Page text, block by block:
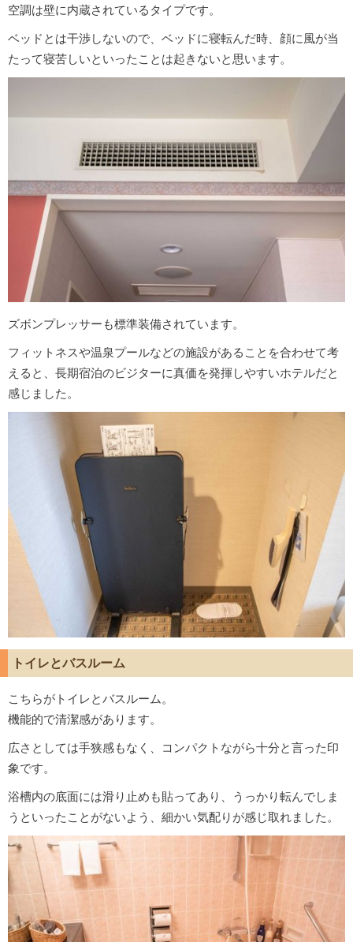
空調は壁に内蔵されているタイプです。
ベッドとは干渉しないので、ベッドに寝転んだ時、顔に風が当
たって寝苦しいといったことは起きないと思います。
ズボンプレッサーも標準装備されています。
フィットネスや温泉プールなどの施設があることを合わせて考
えると、長期宿泊のビジターに真価を発揮しやすいホテルだと
感じました。
トイレとバスルーム
こちらがトイレとバスルーム。
機能的で清潔感があります。
広さとしては手狭感もなく、コンパクトながら十分と言った印
象です。
浴槽内の底面には滑り止めも貼ってあり、うっかり転んでしま
うといったことがないよう、細かい気配りが感じ取れました。